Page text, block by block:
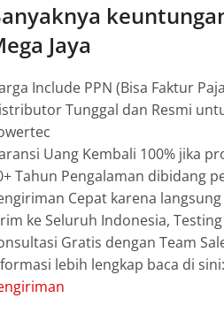
Jaya
Include PPN (Bisa Faktur
Tunggal dan Resmi
Uang Kembali 100% jika
Tahun Pengalaman dibidang
Cepat karena
ke Seluruh Indonesia,
Gratis dengan Team
lebih lengkap baca di sini: